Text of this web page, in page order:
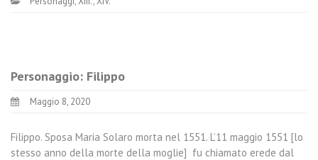
Personaggio: Filippo
Maggio 8, 2020
Filippo. Sposa Maria Solaro morta nel 1551. L’11 maggio 1551 [lo
stesso anno della morte della moglie] fu chiamato erede dal